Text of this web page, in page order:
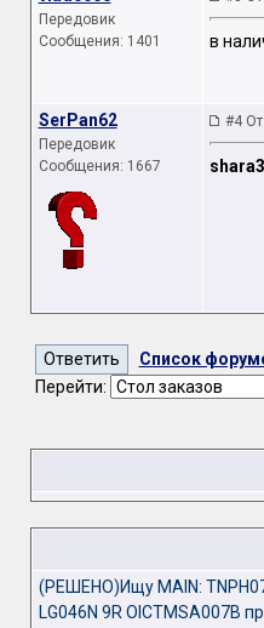
Передовик
Сообщения: 1401
в
SerPan62
Передовик
Сообщения: 1667
#4
Список
Перейти:
(РЕШЕНО)Ищу MAIN:
LG046N 9R OICTMSA007B